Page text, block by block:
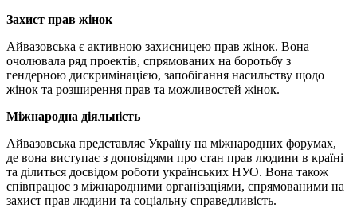
Захист прав жінок
Айвазовська є активною захисницею прав жінок. Вона
очолювала ряд проектів, спрямованих на боротьбу з
гендерною дискримінацією, запобігання насильству щодо
жінок та розширення прав та можливостей жінок.
Міжнародна діяльність
Айвазовська представляє Україну на міжнародних форумах,
де вона виступає з доповідями про стан прав людини в країні
та ділиться досвідом роботи українських НУО. Вона також
співпрацює з міжнародними організаціями, спрямованими на
захист прав людини та соціальну справедливість.